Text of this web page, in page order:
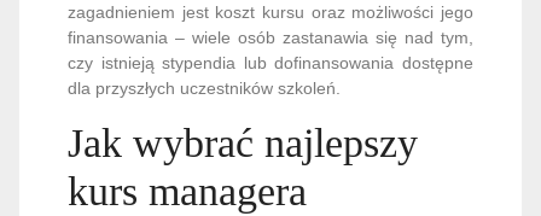
zagadnieniem jest koszt kursu oraz możliwości jego
finansowania – wiele osób zastanawia się nad tym,
czy istnieją stypendia lub dofinansowania dostępne
dla przyszłych uczestników szkoleń.
Jak wybrać najlepszy
kurs managera